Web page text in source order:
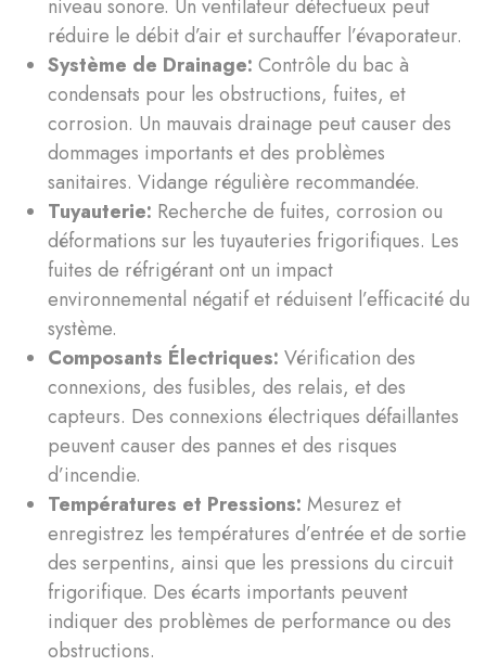
niveau sonore. Un ventilateur défectueux peut
réduire le débit d’air et surchauffer l’évaporateur.
Système de Drainage: Contrôle du bac à
condensats pour les obstructions, fuites, et
corrosion. Un mauvais drainage peut causer des
dommages importants et des problèmes
sanitaires. Vidange régulière recommandée.
Tuyauterie: Recherche de fuites, corrosion ou
déformations sur les tuyauteries frigorifiques. Les
fuites de réfrigérant ont un impact
environnemental négatif et réduisent l’efficacité du
système.
Composants Électriques: Vérification des
connexions, des fusibles, des relais, et des
capteurs. Des connexions électriques défaillantes
peuvent causer des pannes et des risques
d’incendie.
Températures et Pressions: Mesurez et
enregistrez les températures d’entrée et de sortie
des serpentins, ainsi que les pressions du circuit
frigorifique. Des écarts importants peuvent
indiquer des problèmes de performance ou des
obstructions.